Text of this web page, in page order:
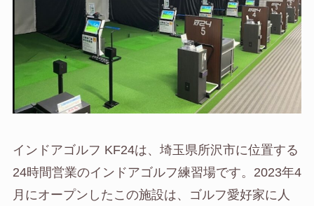
インドアゴルフ KF24は、埼玉県所沢市に位置する
24時間営業のインドアゴルフ練習場です。2023年4
月にオープンしたこの施設は、ゴルフ愛好家に人